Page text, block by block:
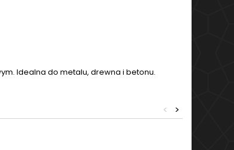
Idealna do metalu, drewna i betonu.
>
<